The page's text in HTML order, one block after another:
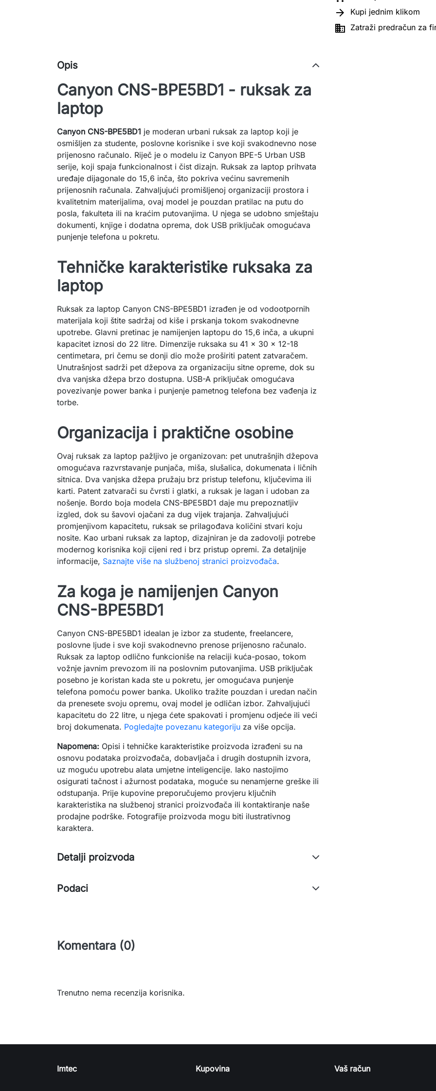
 Kupi jednim klikom
 Zatraži predračun za
Opis
Canyon CNS-BPE5BD1 - ruksak za
laptop
Canyon CNS-BPE5BD1 je moderan urbani ruksak za laptop koji je
osmišljen za studente, poslovne korisnike i sve koji svakodnevno nose
prijenosno računalo. Riječ je o modelu iz Canyon BPE-5 Urban USB
serije, koji spaja funkcionalnost i čist dizajn. Ruksak za laptop prihvata
uređaje dijagonale do 15,6 inča, što pokriva većinu savremenih
prijenosnih računala. Zahvaljujući promišljenoj organizaciji prostora i
kvalitetnim materijalima, ovaj model je pouzdan pratilac na putu do
posla, fakulteta ili na kraćim putovanjima. U njega se udobno smještaju
dokumenti, knjige i dodatna oprema, dok USB priključak omogućava
punjenje telefona u pokretu.
Tehničke karakteristike ruksaka za
laptop
Ruksak za laptop Canyon CNS-BPE5BD1 izrađen je od vodootpornih
materijala koji štite sadržaj od kiše i prskanja tokom svakodnevne
upotrebe. Glavni pretinac je namijenjen laptopu do 15,6 inča, a ukupni
kapacitet iznosi do 22 litre. Dimenzije ruksaka su 41 x 30 x 12-18
centimetara, pri čemu se donji dio može proširiti patent zatvaračem.
Unutrašnjost sadrži pet džepova za organizaciju sitne opreme, dok su
dva vanjska džepa brzo dostupna. USB-A priključak omogućava
povezivanje power banka i punjenje pametnog telefona bez vađenja iz
torbe.
Organizacija i praktične osobine
Ovaj ruksak za laptop pažljivo je organizovan: pet unutrašnjih džepova
omogućava razvrstavanje punjača, miša, slušalica, dokumenata i ličnih
sitnica. Dva vanjska džepa pružaju brz pristup telefonu, ključevima ili
karti. Patent zatvarači su čvrsti i glatki, a ruksak je lagan i udoban za
nošenje. Bordo boja modela CNS-BPE5BD1 daje mu prepoznatljiv
izgled, dok su šavovi ojačani za dug vijek trajanja. Zahvaljujući
promjenjivom kapacitetu, ruksak se prilagođava količini stvari koju
nosite. Kao urbani ruksak za laptop, dizajniran je da zadovolji potrebe
modernog korisnika koji cijeni red i brz pristup opremi. Za detaljnije
informacije, Saznajte više na službenoj stranici proizvođača.
Za koga je namijenjen Canyon
CNS-BPE5BD1
Canyon CNS-BPE5BD1 idealan je izbor za studente, freelancere,
poslovne ljude i sve koji svakodnevno prenose prijenosno računalo.
Ruksak za laptop odlično funkcioniše na relaciji kuća-posao, tokom
vožnje javnim prevozom ili na poslovnim putovanjima. USB priključak
posebno je koristan kada ste u pokretu, jer omogućava punjenje
telefona pomoću power banka. Ukoliko tražite pouzdan i uredan način
da prenesete svoju opremu, ovaj model je odličan izbor. Zahvaljujući
kapacitetu do 22 litre, u njega ćete spakovati i promjenu odjeće ili veći
broj dokumenata. Pogledajte povezanu kategoriju za više opcija.
Napomena: Opisi i tehničke karakteristike proizvoda izrađeni su na
osnovu podataka proizvođača, dobavljača i drugih dostupnih izvora,
uz moguću upotrebu alata umjetne inteligencije. Iako nastojimo
osigurati tačnost i ažurnost podataka, moguće su nenamjerne greške ili
odstupanja. Prije kupovine preporučujemo provjeru ključnih
karakteristika na službenoj stranici proizvođača ili kontaktiranje naše
prodajne podrške. Fotografije proizvoda mogu biti ilustrativnog
karaktera.
Detalji proizvoda
Podaci
Komentara (0)
Trenutno nema recenzija korisnika.
Imtec Kupovina Vaš račun